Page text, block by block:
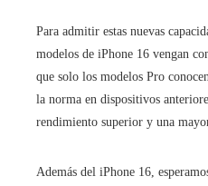
Para admitir estas nuevas
modelos de iPhone 16 vengan
que solo los modelos Pro
la norma en dispositivos
rendimiento superior y una
Además del iPhone 16,